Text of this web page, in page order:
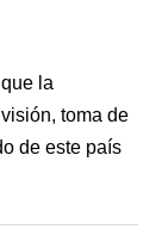
la
toma de
de este país